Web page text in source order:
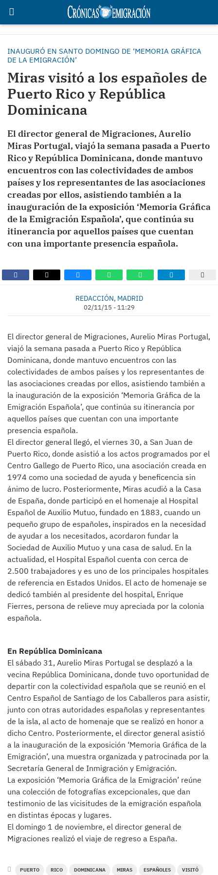
INAUGURÓ EN SANTO DOMINGO DE ‘MEMORIA GRÁFICA
DE LA EMIGRACIÓN’
Miras visitó a los españoles de
Puerto Rico y República
Dominicana
El director general de Migraciones, Aurelio
Miras Portugal, viajó la semana pasada a Puerto
Rico y República Dominicana, donde mantuvo
encuentros con las colectividades de ambos
países y los representantes de las asociaciones
creadas por ellos, asistiendo también a la
inauguración de la exposición ‘Memoria Gráfica
de la Emigración Española’, que continúa su
itinerancia por aquellos países que cuentan
con una importante presencia española.
REDACCIÓN, MADRID
02/11/15 - 11:29
El director general de Migraciones, Aurelio Miras Portugal,
viajó la semana pasada a Puerto Rico y República
Dominicana, donde mantuvo encuentros con las
colectividades de ambos países y los representantes de
las asociaciones creadas por ellos, asistiendo también a
la inauguración de la exposición ‘Memoria Gráfica de la
Emigración Española’, que continúa su itinerancia por
aquellos países que cuentan con una importante
presencia española.
El director general llegó, el viernes 30, a San Juan de
Puerto Rico, donde asistió a los actos programados por el
Centro Gallego de Puerto Rico, una asociación creada en
1974 como una sociedad de ayuda y beneficencia sin
ánimo de lucro. Posteriormente, Miras acudió a la Casa
de España, donde participó en el homenaje al Hospital
Español de Auxilio Mutuo, fundado en 1883, cuando un
pequeño grupo de españoles, inspirados en la necesidad
de ayudar a los necesitados, acordaron fundar la
Sociedad de Auxilio Mutuo y una casa de salud. En la
actualidad, el Hospital Español cuenta con cerca de
2.500 trabajadores y es uno de los principales hospitales
de referencia en Estados Unidos. El acto de homenaje se
dedicó también al presidente del hospital, Enrique
Fierres, persona de relieve muy apreciada por la colonia
española.
En República Dominicana
El sábado 31, Aurelio Miras Portugal se desplazó a la
vecina República Dominicana, donde tuvo oportunidad de
departir con la colectividad española que se reunió en el
Centro Español de Santiago de los Caballeros para asistir,
junto con otras autoridades españolas y representantes
de la isla, al acto de homenaje que se realizó en honor a
dicho Centro. Posteriormente, el director general asistió
a la inauguración de la exposición ‘Memoria Gráfica de la
Emigración’, una muestra organizada y patrocinada por la
Secretaría General de Inmigración y Emigración.
La exposición ‘Memoria Gráfica de la Emigración’ reúne
una colección de fotografías excepcionales, que dan
testimonio de las vicisitudes de la emigración española
en distintas épocas y lugares.
El domingo 1 de noviembre, el director general de
Migraciones realizó el viaje de regreso a España.
PUERTO RICO DOMINICANA MIRAS ESPAÑOLES VISITÓ